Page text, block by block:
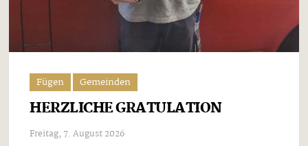
Fügen Gemeinden
HERZLICHE GRATULATION
Freitag, 7. August 2026